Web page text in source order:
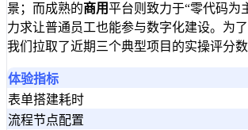
景；而成熟的商用平台则致力于“零代码为
力求让普通员工也能参与数字化建设。为了
我们拉取了近期三个典型项目的实操评分数
体验指标
表单搭建耗时
流程节点配置